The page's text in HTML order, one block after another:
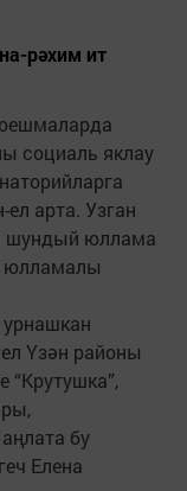
рәхим ит
социаль яклау
арта. Узган
шундый юллама
юлламалы
Үзән районы
“Крутушка”,
бу
Елена